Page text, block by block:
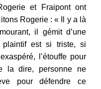
et Fraipont ont
Rogerie : « Il y a là
il gémit d’une
est si triste, si
l’étouffe pour
la dire, personne ne
pour défendre ce